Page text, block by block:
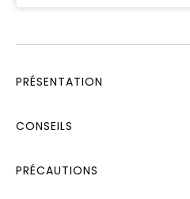
PRÉSENTATION
CONSEILS
PRÉCAUTIONS